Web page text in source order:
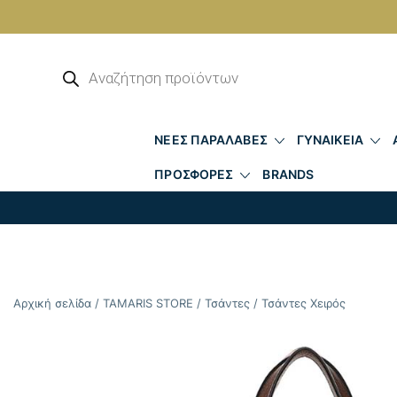
προϊόντων
ΝΕΕΣ ΠΑΡΑΛΑΒΕΣ ΓΥΝΑΙΚΕΙΑ
ΠΡΟΣΦΟΡΕΣ BRANDS
Αρχική σελίδα / TAMARIS STORE / Τσάντες / Τσάντες Χειρός